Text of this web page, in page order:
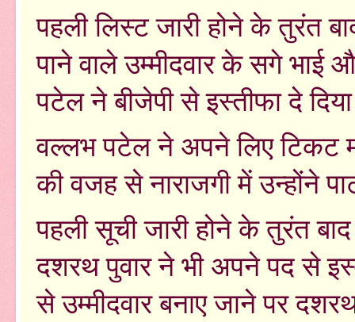
पहली लिस्ट जारी होने के तुरंत
पाने वाले उम्मीदवार के सगे
पटेल ने बीजेपी से इस्तीफा दे
वल्लभ पटेल ने अपने लिए टिकट
की वजह से नाराजगी में उन्होंने
पहली सूची जारी होने के तुरंत
दशरथ पुवार ने भी अपने पद से
से उम्मीदवार बनाए जाने पर